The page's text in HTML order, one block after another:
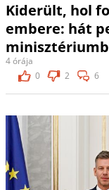
Kiderült, hol
embere: hát
4 órája
0
2 6